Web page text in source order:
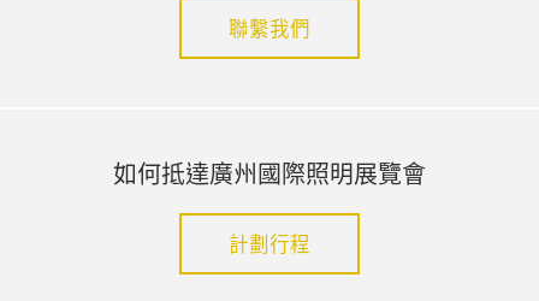
聯繫我們
如何抵達廣州國際照明展覽會
計劃行程